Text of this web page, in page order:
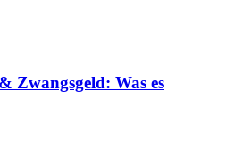
Zwangsgeld: Was es